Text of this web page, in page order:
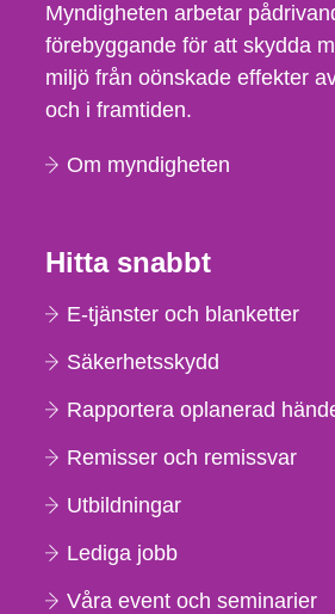
Myndigheten arbetar
förebyggande för att skydda
miljö från oönskade effekter
och i framtiden.
Om myndigheten
Hitta snabbt
E-tjänster och blanketter
Säkerhetsskydd
Rapportera oplanerad
Remisser och remissvar
Utbildningar
Lediga jobb
Våra event och seminarier